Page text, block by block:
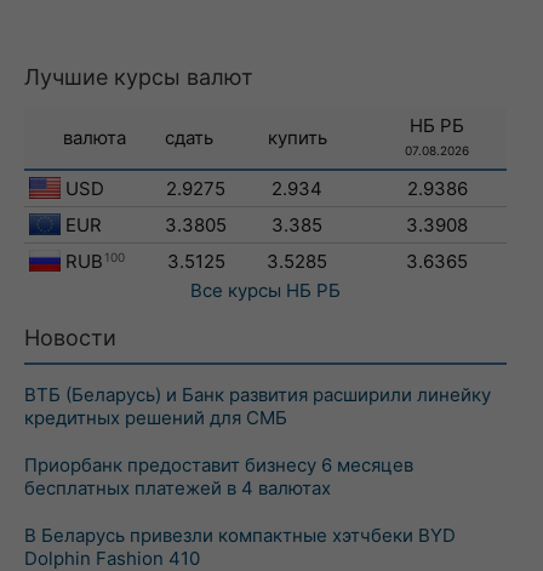
Лучшие курсы валют
валюта сдать купить
НБ РБ
07.08.2026
USD 2.9275 2.934
2.9386
EUR
3.3805 3.385
3.3908
RUB 100 3.5125 3.5285
3.6365
Все курсы НБ РБ
Новости
ВТБ (Беларусь) и Банк развития расширили линейку
кредитных решений для СМБ
Приорбанк предоставит бизнесу 6 месяцев
бесплатных платежей в 4 валютах
В Беларусь привезли компактные хэтчбеки BYD
Dolphin Fashion 410